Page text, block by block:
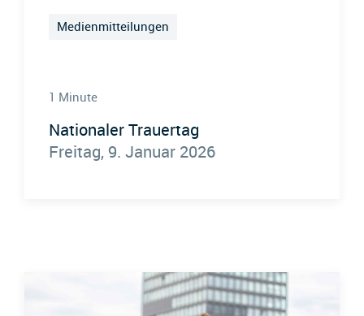
Medienmitteilungen
1 Minute
Nationaler Trauertag
Freitag, 9. Januar 2026